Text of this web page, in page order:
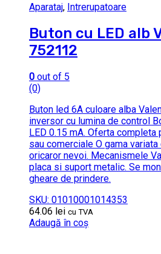
Aparataj, Intrerupatoare
Buton cu LED alb
752112
0 out of 5
(0)
Buton led 6A culoare alba
inversor cu lumina de control
LED 0.15 mA. Oferta
sau comerciale O gama
oricaror nevoi. Mecanismele
placa si suport metalic. Se
gheare de prindere.
SKU: 01010001014353
64.06 lei cu TVA
Adaugă în coș